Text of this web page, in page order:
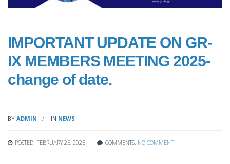
IMPORTANT UPDATE ON GR-
IX MEMBERS MEETING 2025-
change of date.
BY ADMIN IN NEWS
POSTED: FEBRUARY 25, 2025 COMMENTS: NO COMMENT